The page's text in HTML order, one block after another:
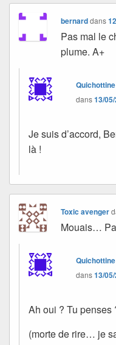
bernarddans
Pas mal le
plume. A+
Quichottine
dans13/
Je suis d’accord,
là !
Toxic avenger
Mouais…
Quichottine
dans13/
Ah oui ? Tu penses
(morte de rire… je